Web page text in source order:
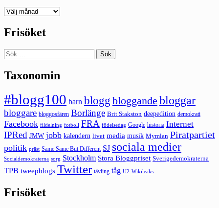
Deepedition
Frisöket
Sök
efter:
Taxonomin
#blogg100 barn blogg bloggande bloggar
bloggare bloggosfären Borlänge Brit Stakston deepedition demokrati
Facebook fildelning fotboll FRA födelsedag Google historia Internet
IPRed JMW jobb kalendern livet media musik Mymlan Piratpartiet
politik präst Same Same But Different SJ sociala medier
Socialdemokraterna sorg Stockholm Stora Bloggpriset Sverigedemokraterna
TPB tweepblogs Twitter tävling tåg U2 Wikileaks
Frisöket